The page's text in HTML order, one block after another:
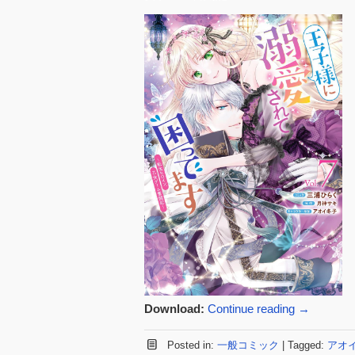
Download: Continue reading →
Posted in: 一般コミック Tagged: アオ